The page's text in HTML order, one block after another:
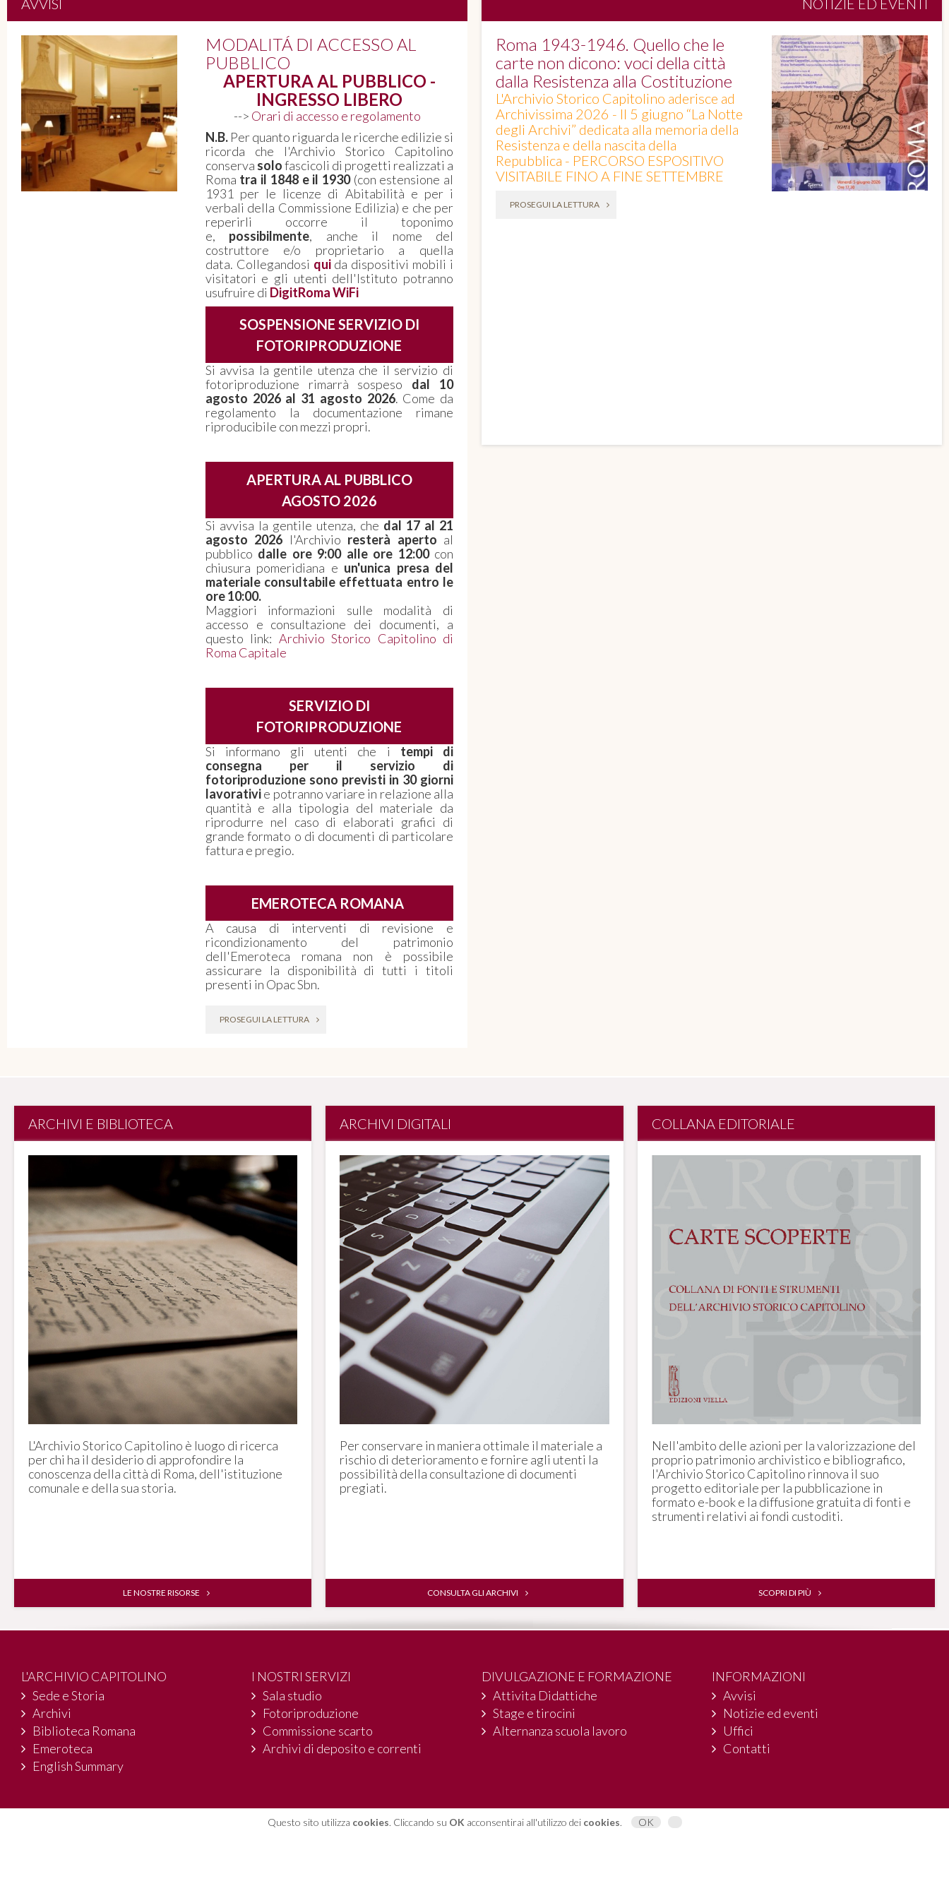
MODALITÁ DI ACCESSO AL
PUBBLICO
APERTURA AL PUBBLICO -
INGRESSO LIBERO
--> Orari di accesso e regolamento
N.B.Per quanto riguarda le ricerche edilizie si
ricorda che l'Archivio Storico Capitolino
conserva solofascicoli di progetti realizzati a
Roma tra il 1848 e il 1930(con estensione al
1931 per le licenze di Abitabilità e per i
verbali della Commissione Edilizia) e che per
reperirli occorre il toponimo
e, possibilmente, anche il nome del
costruttore e/o proprietario a quella
data. Collegandosi qui da dispositivi mobili i
visitatori e gli utenti dell'Istituto potranno
usufruire di DigitRoma WiFi
SOSPENSIONE SERVIZIO DI
FOTORIPRODUZIONE
Si avvisa la gentile utenza che il servizio di
fotoriproduzione rimarrà sospeso dal 10
agosto 2026 al 31 agosto 2026. Come da
regolamento la documentazione rimane
riproducibile con mezzi propri.
APERTURA AL PUBBLICO
AGOSTO 2026
Si avvisa la gentile utenza, che dal 17 al 21
agosto 2026 l'Archivio resterà aperto al
pubblico dalle ore 9:00 alle ore 12:00con
chiusura pomeridiana e un'unica presa del
materiale consultabile effettuata entro le
ore 10:00.
Maggiori informazioni sulle modalità di
accesso e consultazione dei documenti, a
questo link: Archivio Storico Capitolino di
Roma Capitale
SERVIZIO DI
FOTORIPRODUZIONE
Si informano gli utenti che i tempi di
consegna per il servizio di
fotoriproduzione sono previsti in 30 giorni
lavorativie potranno variare in relazione alla
quantità e alla tipologia del materiale da
riprodurre nel caso di elaborati grafici di
grande formato o di documenti di particolare
fattura e pregio.
EMEROTECA ROMANA
A causa di interventi di revisione e
ricondizionamento del patrimonio
dell'Emeroteca romana non è possibile
assicurare la disponibilità di tutti i titoli
presenti in Opac Sbn.
PROSEGUI LA LETTURA
Roma 1943-1946. Quello che le
carte non dicono: voci della città
dalla Resistenza alla Costituzione
L'Archivio Storico Capitolino aderisce ad
Archivissima 2026 - Il 5 giugno “La Notte
degli Archivi” dedicata alla memoria della
Resistenza e della nascita della
Repubblica - PERCORSO ESPOSITIVO
VISITABILE FINO A FINE SETTEMBRE
Roma 1943-1946. Quello che le
carte non dicono: voci della città
dalla Resistenza alla Costituzione
L'Archivio Storico Capitolino aderisce ad
Archivissima 2026 - Il 5 giugno “La Notte
degli Archivi” dedicata alla memoria della
Resistenza e della nascita della
Repubblica - PERCORSO ESPOSITIVO
VISITABILE FINO A FINE SETTEMBRE
PROSEGUI LA LETTURA
ARCHIVI E BIBLIOTECA
L'Archivio Storico Capitolino è luogo di ricerca
per chi ha il desiderio di approfondire la
conoscenza della città di Roma, dell'istituzione
comunale e della sua storia.
LE NOSTRE RISORSE
ARCHIVI DIGITALI
Per conservare in maniera ottimale il materiale a
rischio di deterioramento e fornire agli utenti la
possibilità della consultazione di documenti
pregiati.
CONSULTA GLI ARCHIVI
COLLANA EDITORIALE
Nell'ambito delle azioni per la valorizzazione del
proprio patrimonio archivistico e bibliografico,
l'Archivio Storico Capitolino rinnova il suo
progetto editoriale per la pubblicazione in
formato e-book e la diffusione gratuita di fonti e
strumenti relativi ai fondi custoditi.
SCOPRI DI PIÙ
L'ARCHIVIO CAPITOLINO
Sede e Storia
Archivi
Biblioteca Romana
Emeroteca
English Summary
I NOSTRI SERVIZI
Sala studio
Fotoriproduzione
Commissione scarto
Archivi di deposito e correnti
DIVULGAZIONE E FORMAZIONE
Attivita Didattiche
Stage e tirocini
Alternanza scuola lavoro
INFORMAZIONI
Avvisi
Notizie ed eventi
Uffici
Contatti
Questo sito utilizza cookies. Cliccando su OK acconsentirai all'utilizzo dei cookies. OK